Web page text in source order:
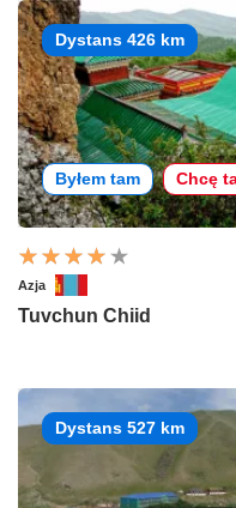
Dystans 426 km
Byłem tam Chcę
Azja
Tuvchun Chiid
Dystans 527 km